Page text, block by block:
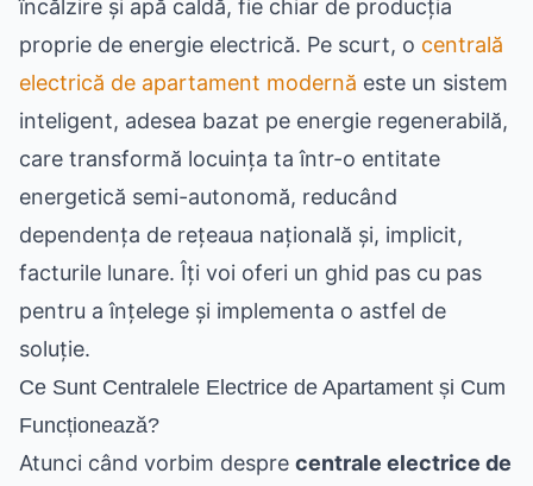
încălzire și apă caldă, fie chiar de producția
proprie de energie electrică. Pe scurt, o centrală
electrică de apartament modernă este un sistem
inteligent, adesea bazat pe energie regenerabilă,
care transformă locuința ta într-o entitate
energetică semi-autonomă, reducând
dependența de rețeaua națională și, implicit,
facturile lunare. Îți voi oferi un ghid pas cu pas
pentru a înțelege și implementa o astfel de
soluție.
Ce Sunt Centralele Electrice de Apartament și Cum
Funcționează?
Atunci când vorbim despre centrale electrice de